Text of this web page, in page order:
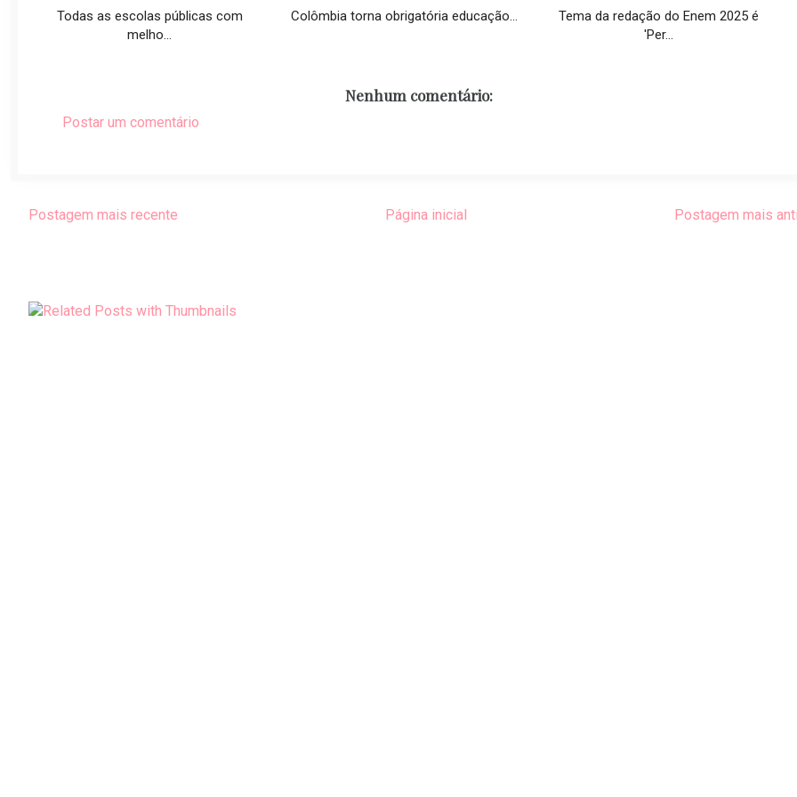
Todas as escolas públicas com
melho...
Colômbia torna obrigatória educação...
Tema da redação do Enem 2025 é
'Per...
Nenhum comentário:
Postar um comentário
Postagem mais recente Postagem mais
Página inicial